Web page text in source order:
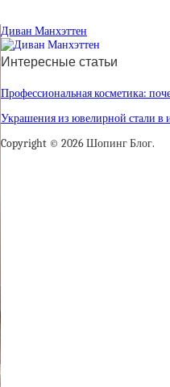
Диван Манхэттен
Интересные статьи
Профессиональная косметика:
Украшения из ювелирной стали в
Copyright © 2026 Шопинг Блог.